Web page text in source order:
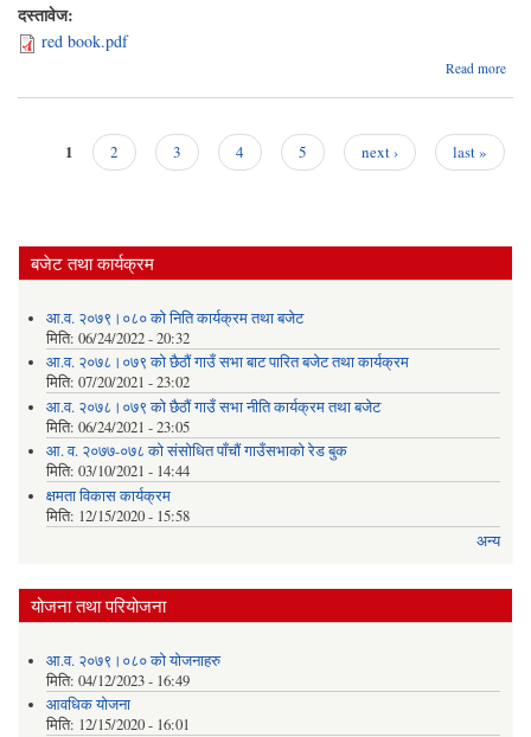
दस्तावेज:
red book.pdf
Read more
1 2 3 4 5 next › last »
बजेट तथा कार्यक्रम
आ.व. २०७९।०८० को निति कार्यक्रम तथा बजेट
मिति: 06/24/2022 - 20:32
आ.व. २०७८।०७९ को छैठौं गाउँ सभा बाट पारित बजेट तथा कार्यक्रम
मिति: 07/20/2021 - 23:02
आ.व. २०७८।०७९ को छैठौं गाउँ सभा नीति कार्यक्रम तथा बजेट
मिति: 06/24/2021 - 23:05
आ. व. २०७७-०७८ को संसोधित पाँचौं गाउँसभाको रेड बुक
मिति: 03/10/2021 - 14:44
क्षमता विकास कार्यक्रम
मिति: 12/15/2020 - 15:58
अन्य
योजना तथा परियोजना
आ.व. २०७९।०८० को योजनाहरु
मिति: 04/12/2023 - 16:49
आवधिक योजना
मिति: 12/15/2020 - 16:01